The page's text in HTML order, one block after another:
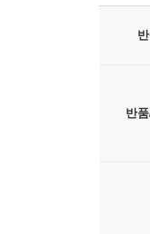
반